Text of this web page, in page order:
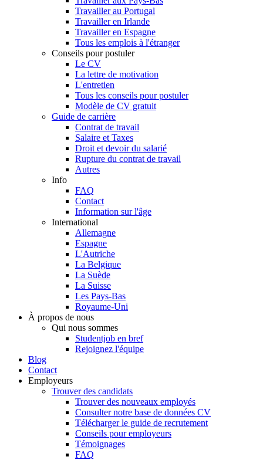
Travailler au Portugal
Travailler en Irlande
Travailler en Espagne
Tous les emplois à l'étranger
Conseils pour postuler
Le CV
La lettre de motivation
L'entretien
Tous les conseils pour postuler
Modèle de CV gratuit
Guide de carrière
Contrat de travail
Salaire et Taxes
Droit et devoir du salarié
Rupture du contrat de travail
Autres
Info
FAQ
Contact
Information sur l'âge
International
Allemagne
Espagne
L'Autriche
La Belgique
La Suède
La Suisse
Les Pays-Bas
Royaume-Uni
À propos de nous
Qui nous sommes
Studentjob en bref
Rejoignez l'équipe
Blog
Contact
Employeurs
Trouver des candidats
Trouver des nouveaux employés
Consulter notre base de données CV
Télécharger le guide de recrutement
Conseils pour employeurs
Témoignages
FAQ